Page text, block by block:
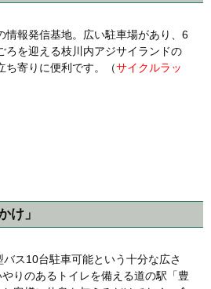
情報発信基地。広い駐車場があり、6
ろを迎える枝川内アジサイランドの
ち寄りに便利です。（サイクルラッ
け」
バス10台駐車可能という十分な広さ
りのあるトイレを備える道の駅「豊